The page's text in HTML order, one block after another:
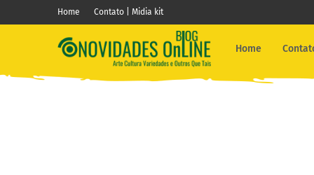
Home Contato | Midia kit
Home